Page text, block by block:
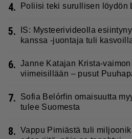
4. Poliisi teki surullisen löydön
5.
IS: Mysteerivideolla
kanssa -juontaja tuli
6. Janne Katajan Krista-
viimeisillään – pusut
7.
Sofia Belórfin omaisuutta
tulee Suomesta
8. Vappu Pimiästä tuli